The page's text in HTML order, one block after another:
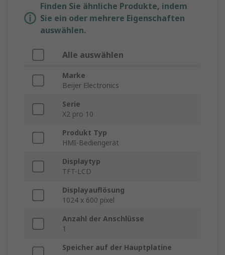
Finden Sie ähnliche Produkte, indem
Sie ein oder mehrere Eigenschaften
auswählen.
Alle auswählen
Marke
Beijer Electronics
Serie
X2 pro 10
Produkt Typ
HMI-Bediengerät
Displaytyp
TFT-LCD
Displayauflösung
1024 x 600 pixel
Anzahl der Anschlüsse
1
Speicher auf der Hauptplatine